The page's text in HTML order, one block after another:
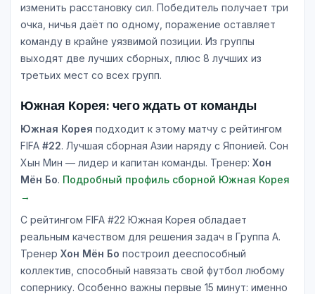
изменить расстановку сил. Победитель получает три
очка, ничья даёт по одному, поражение оставляет
команду в крайне уязвимой позиции. Из группы
выходят две лучших сборных, плюс 8 лучших из
третьих мест со всех групп.
Южная Корея: чего ждать от команды
Южная Корея подходит к этому матчу с рейтингом
FIFA #22. Лучшая сборная Азии наряду с Японией. Сон
Хын Мин — лидер и капитан команды. Тренер: Хон
Мён Бо. Подробный профиль сборной Южная Корея
→
С рейтингом FIFA #22 Южная Корея обладает
реальным качеством для решения задач в Группа A.
Тренер Хон Мён Бо построил дееспособный
коллектив, способный навязать свой футбол любому
сопернику. Особенно важны первые 15 минут: именно